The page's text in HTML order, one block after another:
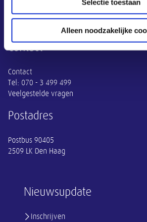
Selectie toestaan
Alleen noodzakelijke
Nieuwsupdate
Inschrijven
Thema's
Contact
Contact
Tel: 070 - 3 499 499
Veelgestelde vragen
Postadres
Postbus 90405
2509 LK Den Haag